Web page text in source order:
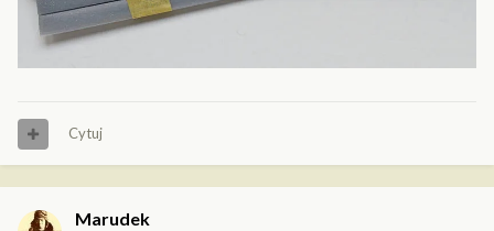
Cytuj
Marudek